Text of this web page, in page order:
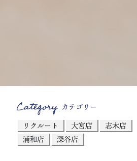
Categoryカテゴリー
リクルート
大宮店
志木店
浦和店
深谷店